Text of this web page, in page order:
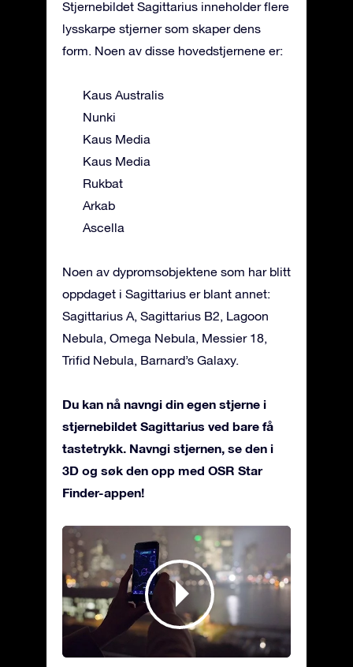
Stjernebildet Sagittarius inneholder flere
lysskarpe stjerner som skaper dens
form. Noen av disse hovedstjernene er:
Kaus Australis
Nunki
Kaus Media
Kaus Media
Rukbat
Arkab
Ascella
Noen av dypromsobjektene som har blitt
oppdaget i Sagittarius er blant annet:
Sagittarius A, Sagittarius B2, Lagoon
Nebula, Omega Nebula, Messier 18,
Trifid Nebula, Barnard’s Galaxy.
Du kan nå navngi din egen stjerne i
stjernebildet Sagittarius ved bare få
tastetrykk. Navngi stjernen, se den i
3D og søk den opp med OSR Star
Finder-appen!